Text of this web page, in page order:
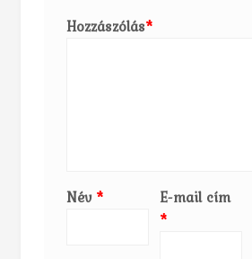
Hozzászólás*
Név *
E-mail cím
*